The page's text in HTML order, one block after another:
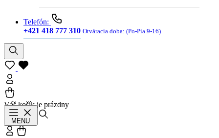
Telefón:
+421 418 777 310 Otváracia doba: (Po-Pia 9-16)
Váš košík je prázdny
MENU
Prihlásiť sa